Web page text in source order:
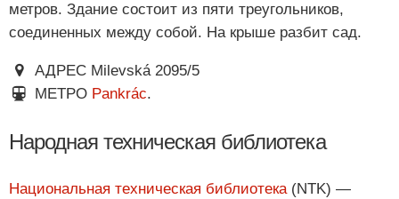
метров. Здание состоит из пяти треугольников,
соединенных между собой. На крыше разбит сад.
АДРЕС Milevská 2095/5
МЕТРО Pankrác.
Народная техническая библиотека
Национальная техническая библиотека(NTK) —